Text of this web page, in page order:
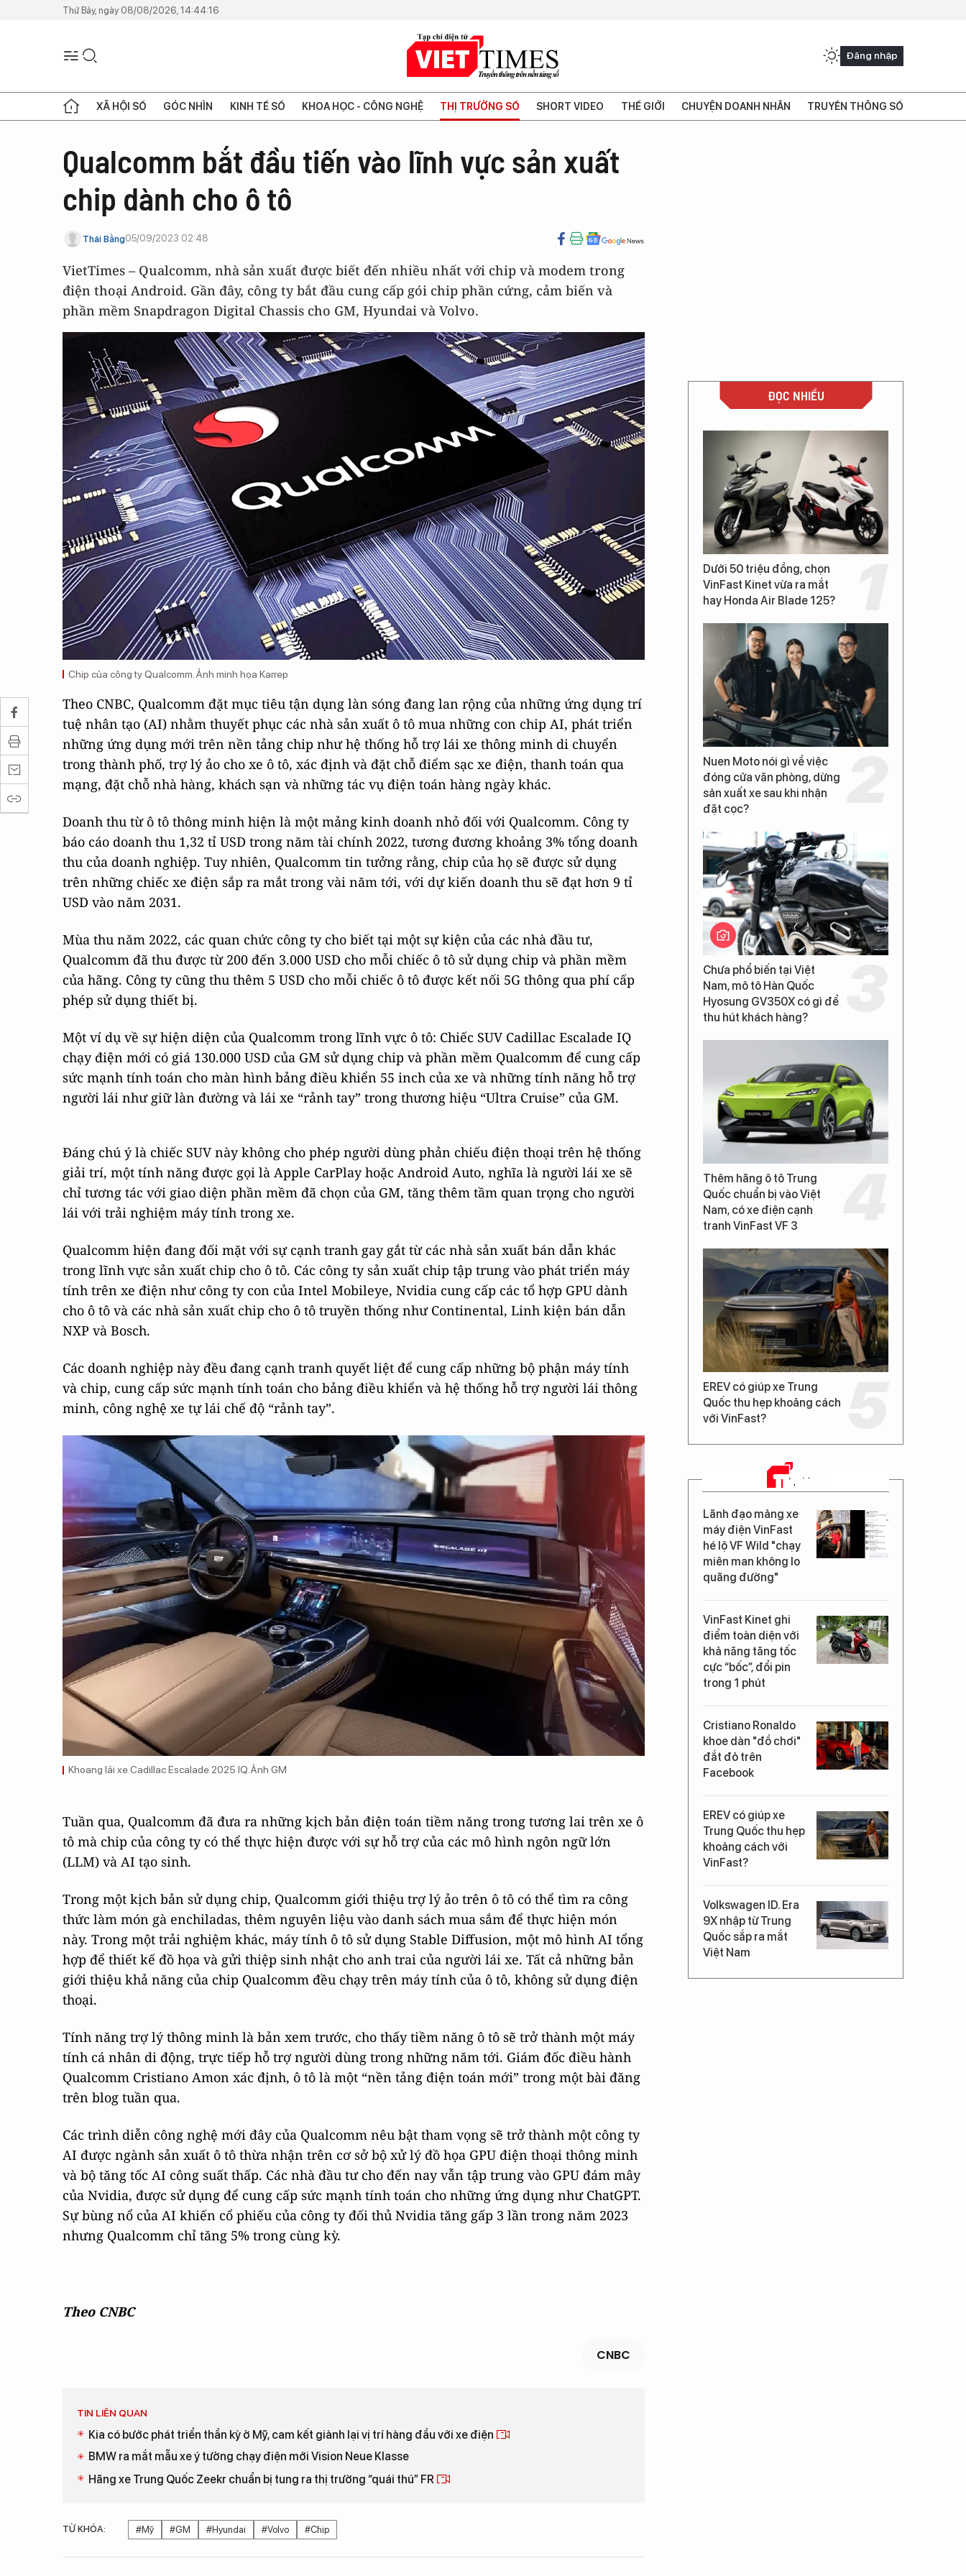
Thứ Bảy, ngày 08/08/2026, 14:44:16
Đăng nhập
XÃ HỘI SỐ GÓC NHÌN KINH TẾ SỐ KHOA HỌC - CÔNG NGHỆ THỊ TRƯỜNG SỐ SHORT VIDEO THẾ GIỚI CHUYỆN DOANH NHÂN TRUYỀN THÔNG SỐ
Qualcomm bắt đầu tiến vào lĩnh vực sản xuất
chip dành cho ô tô
Thái Bằng05/09/2023 02:48
VietTimes – Qualcomm, nhà sản xuất được biết đến nhiều nhất với chip và modem trong
điện thoại Android. Gần đây, công ty bắt đầu cung cấp gói chip phần cứng, cảm biến và
phần mềm Snapdragon Digital Chassis cho GM, Hyundai và Volvo.
Chip của công ty Qualcomm. Ảnh minh họa Karrep
Theo CNBC, Qualcomm đặt mục tiêu tận dụng làn sóng đang lan rộng của những ứng dụng trí
tuệ nhân tạo (AI) nhằm thuyết phục các nhà sản xuất ô tô mua những con chip AI, phát triển
những ứng dụng mới trên nền tảng chip như hệ thống hỗ trợ lái xe thông minh di chuyển
trong thành phố, trợ lý ảo cho xe ô tô, xác định và đặt chỗ điểm sạc xe điện, thanh toán qua
mạng, đặt chỗ nhà hàng, khách sạn và những tác vụ điện toán hàng ngày khác.
Doanh thu từ ô tô thông minh hiện là một mảng kinh doanh nhỏ đối với Qualcomm. Công ty
báo cáo doanh thu 1,32 tỉ USD trong năm tài chính 2022, tương đương khoảng 3% tổng doanh
thu của doanh nghiệp. Tuy nhiên, Qualcomm tin tưởng rằng, chip của họ sẽ được sử dụng
trên những chiếc xe điện sắp ra mắt trong vài năm tới, với dự kiến ​​doanh thu sẽ đạt hơn 9 tỉ
USD vào năm 2031.
Mùa thu năm 2022, các quan chức công ty cho biết tại một sự kiện của các nhà đầu tư,
Qualcomm đã thu được từ 200 đến 3.000 USD cho mỗi chiếc ô tô sử dụng chip và phần mềm
của hãng. Công ty cũng thu thêm 5 USD cho mỗi chiếc ô tô được kết nối 5G thông qua phí cấp
phép sử dụng thiết bị.
Một ví dụ về sự hiện diện của Qualcomm trong lĩnh vực ô tô: Chiếc SUV Cadillac Escalade IQ
chạy điện mới có giá 130.000 USD của GM sử dụng chip và phần mềm Qualcomm để cung cấp
sức mạnh tính toán cho màn hình bảng điều khiển 55 inch của xe và những tính năng hỗ trợ
người lái như giữ làn đường và lái xe “rảnh tay” trong thương hiệu “Ultra Cruise” của GM.
Đáng chú ý là chiếc SUV này không cho phép người dùng phản chiếu điện thoại trên hệ thống
giải trí, một tính năng được gọi là Apple CarPlay hoặc Android Auto, nghĩa là người lái xe sẽ
chỉ tương tác với giao diện phần mềm đã chọn của GM, tăng thêm tầm quan trọng cho người
lái với trải nghiệm máy tính trong xe.
Qualcomm hiện đang đối mặt với sự cạnh tranh gay gắt từ các nhà sản xuất bán dẫn khác
trong lĩnh vực sản xuất chip cho ô tô. Các công ty sản xuất chip tập trung vào phát triển máy
tính trên xe điện như công ty con của Intel Mobileye, Nvidia cung cấp các tổ hợp GPU dành
cho ô tô và các nhà sản xuất chip cho ô tô truyền thống như Continental, Linh kiện bán dẫn
NXP và Bosch.
Các doanh nghiệp này đều đang cạnh tranh quyết liệt để cung cấp những bộ phận máy tính
và chip, cung cấp sức mạnh tính toán cho bảng điều khiển và hệ thống hỗ trợ người lái thông
minh, công nghệ xe tự lái chế độ “rảnh tay”.
Khoang lái xe Cadillac Escalade 2025 IQ. Ảnh GM
Tuần qua, Qualcomm đã đưa ra những kịch bản điện toán tiềm năng trong tương lai trên xe ô
tô mà chip của công ty có thể thực hiện được với sự hỗ trợ của các mô hình ngôn ngữ lớn
(LLM) và AI tạo sinh.
Trong một kịch bản sử dụng chip, Qualcomm giới thiệu trợ lý ảo trên ô tô có thể tìm ra công
thức làm món gà enchiladas, thêm nguyên liệu vào danh sách mua sắm để thực hiện món
này. Trong một trải nghiệm khác, máy tính ô tô sử dụng Stable Diffusion, một mô hình AI tổng
hợp để thiết kế đồ họa và gửi thiệp sinh nhật cho anh trai của người lái xe. Tất cả những bản
giới thiệu khả năng của chip Qualcomm đều chạy trên máy tính của ô tô, không sử dụng điện
thoại.
Tính năng trợ lý thông minh là bản xem trước, cho thấy tiềm năng ô tô sẽ trở thành một máy
tính cá nhân di động, trực tiếp hỗ trợ người dùng trong những năm tới. Giám đốc điều hành
Qualcomm Cristiano Amon xác định, ô tô là một “nền tảng điện toán mới” trong một bài đăng
trên blog tuần qua.
Các trình diễn công nghệ mới đây của Qualcomm nêu bật tham vọng sẽ trở thành một công ty
AI được ngành sản xuất ô tô thừa nhận trên cơ sở bộ xử lý đồ họa GPU điện thoại thông minh
và bộ tăng tốc AI công suất thấp. Các nhà đầu tư cho đến nay vẫn tập trung vào GPU đám mây
của Nvidia, được sử dụng để cung cấp sức mạnh tính toán cho những ứng dụng như ChatGPT.
Sự bùng nổ của AI khiến cổ phiếu của công ty đối thủ Nvidia tăng gấp 3 lần trong năm 2023
nhưng Qualcomm chỉ tăng 5% trong cùng kỳ.
Theo CNBC
CNBC
TIN LIÊN QUAN
Kia có bước phát triển thần kỳ ở Mỹ, cam kết giành lại vị trí hàng đầu với xe điện
BMW ra mắt mẫu xe ý tưởng chạy điện mới Vision Neue Klasse
Hãng xe Trung Quốc Zeekr chuẩn bị tung ra thị trường “quái thú” FR
TỪ KHÓA: #Mỹ #GM #Hyundai #Volvo #Chip
ĐỌC NHIỀU
Dưới 50 triệu đồng, chọn
VinFast Kinet vừa ra mắt
hay Honda Air Blade 125?
Nuen Moto nói gì về việc
đóng cửa văn phòng, dừng
sản xuất xe sau khi nhận
đặt cọc?
Chưa phổ biến tại Việt
Nam, mô tô Hàn Quốc
Hyosung GV350X có gì để
thu hút khách hàng?
Thêm hãng ô tô Trung
Quốc chuẩn bị vào Việt
Nam, có xe điện cạnh
tranh VinFast VF 3
EREV có giúp xe Trung
Quốc thu hẹp khoảng cách
với VinFast?
TIN MỚI
Lãnh đạo mảng xe
máy điện VinFast
hé lộ VF Wild "chạy
miên man không lo
quãng đường"
VinFast Kinet ghi
điểm toàn diện với
khả năng tăng tốc
cực “bốc”, đổi pin
trong 1 phút
Cristiano Ronaldo
khoe dàn "đồ chơi"
đắt đỏ trên
Facebook
EREV có giúp xe
Trung Quốc thu hẹp
khoảng cách với
VinFast?
Volkswagen ID. Era
9X nhập từ Trung
Quốc sắp ra mắt
Việt Nam